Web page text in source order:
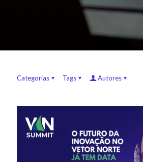
Categorias Tags Autores